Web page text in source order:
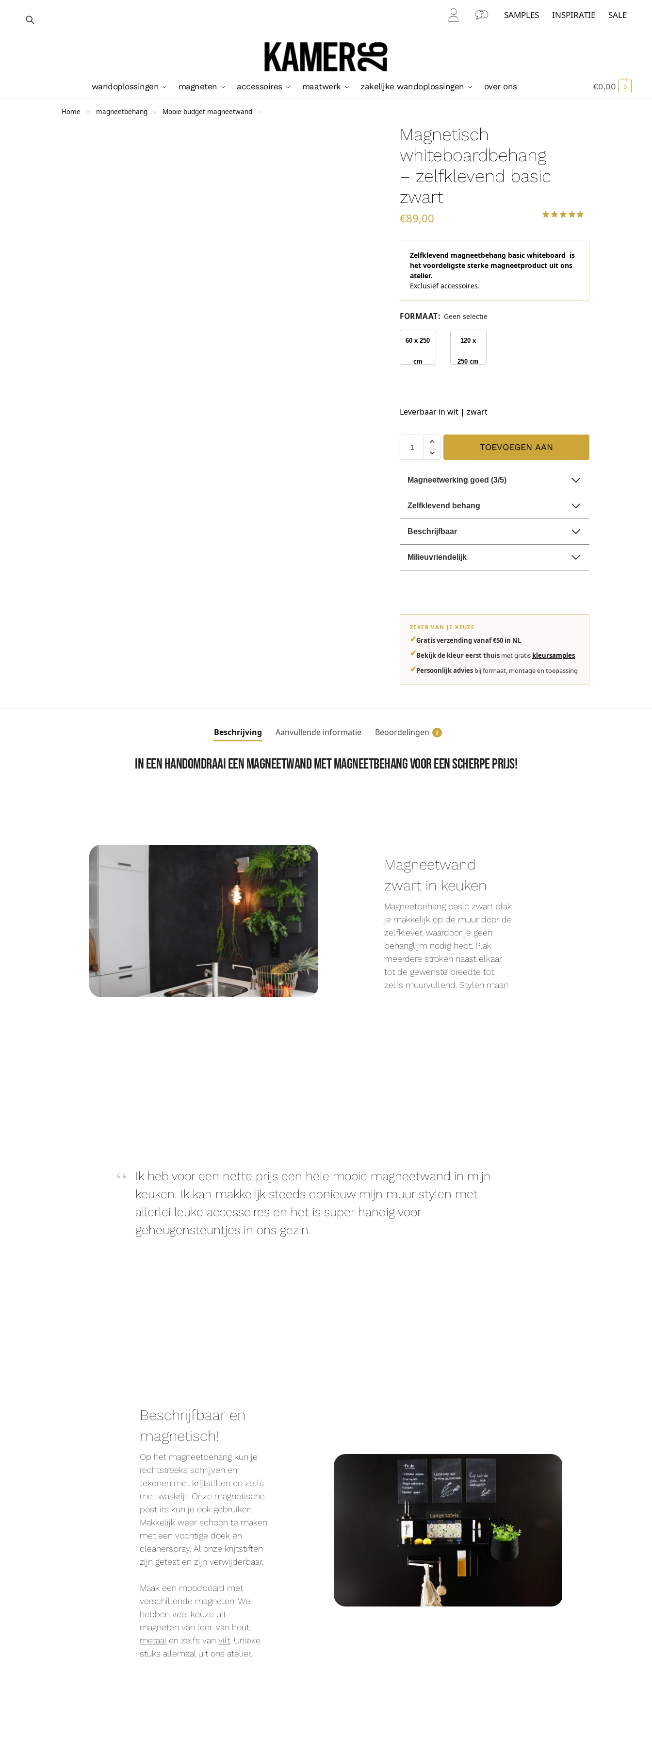
Mijn
Con
SAMPLES INSPIRATIE SALE
wandoplossingen magneten accessoires maatwerk zakelijke wandoplossingen over ons €0,00 0
Home » magneetbehang » Mooie budget magneetwand »
Magnetisch
whiteboardbehang
– zelfklevend basic
zwart
€89,00
Zelfklevend magneetbehang basic whiteboard is
het voordeligste sterke magneetproduct uit ons
atelier.
Exclusief accessoires.
FORMAAT: Geen selectie
60 x 250
cm
120 x
250 cm
Leverbaar inwit |zwart
TOEVOEGEN AAN
Magneetwerking goed (3/5)
Zelfklevend behang
Beschrijfbaar
Milieuvriendelijk
ZEKER VAN JE KEUZE
✔Gratis verzending vanaf €50 in NL
✔Bekijk de kleur eerst thuis met gratis kleursamples
✔Persoonlijk advies bij formaat, montage en toepassing
Beschrijving Aanvullende informatie Beoordelingen 2
In een handomdraai een magneetwand met magneetbehang voor een scherpe prijs!
Magneetwand
zwart in keuken
Magneetbehang basic zwart plak
je makkelijk op de muur door de
zelfklever, waardoor je geen
behanglijm nodig hebt. Plak
meerdere stroken naast elkaar
tot de gewenste breedte tot
zelfs muurvullend. Stylen maar!
Ik heb voor een nette prijs een hele mooie magneetwand in mijn
keuken. Ik kan makkelijk steeds opnieuw mijn muur stylen met
allerlei leuke accessoires en het is super handig voor
geheugensteuntjes in ons gezin.
Beschrijfbaar en
magnetisch!
Op het magneetbehang kun je
rechtstreeks schrijven en
tekenen met krijtstiften en zelfs
met waskrijt. Onze magnetische
post its kun je ook gebruiken.
Makkelijk weer schoon te maken
met een vochtige doek en
cleanerspray. Al onze krijtstiften
zijn getest en zijn verwijderbaar.
Maak een moodboard met
verschillende magneten. We
hebben veel keuze uit
magneten van leer, van hout,
metaalen zelfs vanvilt. Unieke
stuks allemaal uit ons atelier.